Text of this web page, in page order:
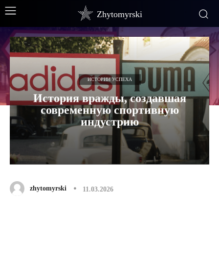
Zhytomyrski
ИСТОРИИ УСПЕХА
История вражды, создавшая
современную спортивную
индустрию
zhytomyrski 11.03.2026